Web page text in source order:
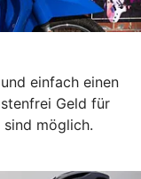
einfach einen
Geld für
möglich.